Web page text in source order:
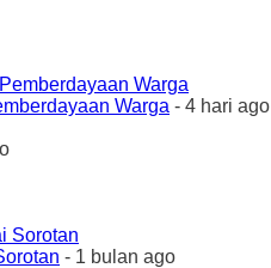
Warga - 4 hari ago
- 1 bulan ago